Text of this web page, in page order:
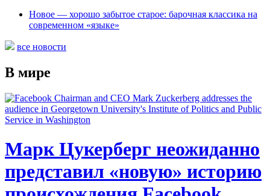
Новое — хорошо забытое старое: барочная классика на
современном «языке»
все новости
В мире
Марк Цукерберг неожиданно
представил «новую» историю